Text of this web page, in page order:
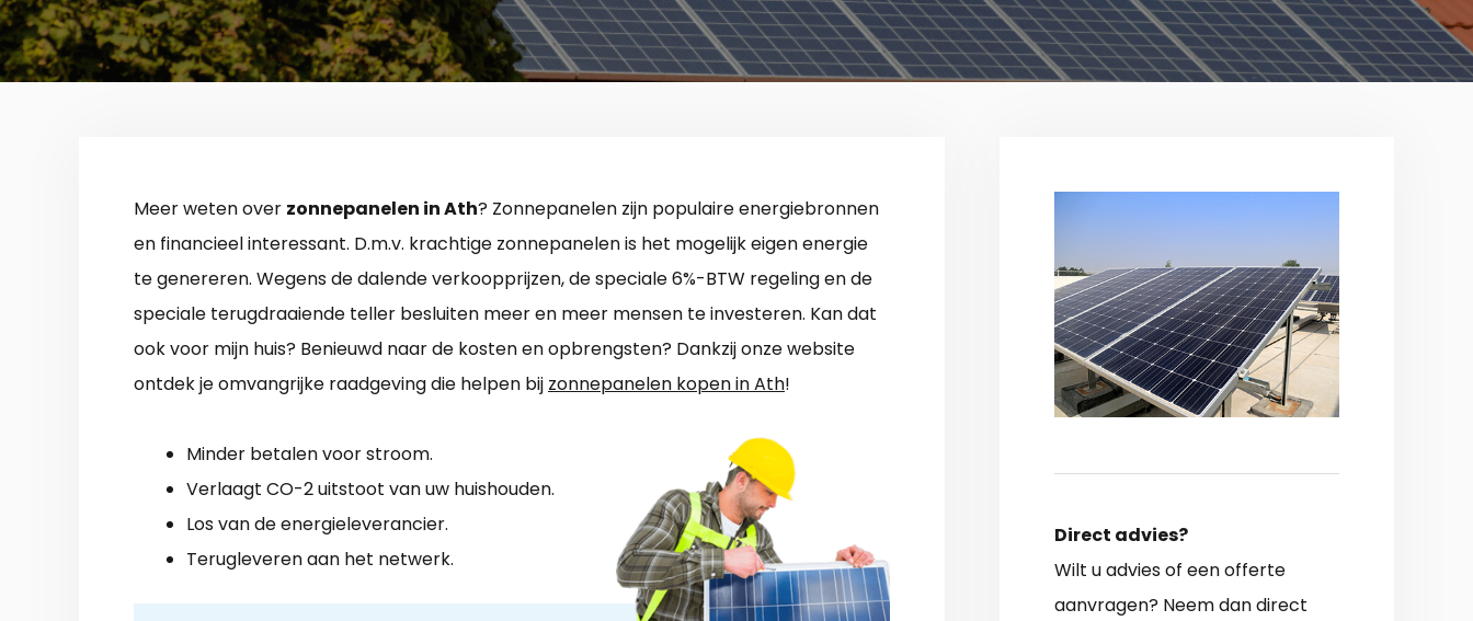
Meer weten over zonnepanelen in Ath? Zonnepanelen zijn populaire energiebronnen
en financieel interessant. D.m.v. krachtige zonnepanelen is het mogelijk eigen energie
te genereren. Wegens de dalende verkoopprijzen, de speciale 6%-BTW regeling en de
speciale terugdraaiende teller besluiten meer en meer mensen te investeren. Kan dat
ook voor mijn huis? Benieuwd naar de kosten en opbrengsten? Dankzij onze website
ontdek je omvangrijke raadgeving die helpen bij zonnepanelen kopen in Ath!
Minder betalen voor stroom.
Verlaagt CO-2 uitstoot van uw huishouden.
Los van de energieleverancier.
Terugleveren aan het netwerk.
Direct advies?
Wilt u advies of een offerte
aanvragen? Neem dan direct